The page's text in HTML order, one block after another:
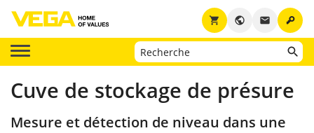
key
email
public
shopping_cart
Cuve de stockage de présure
Mesure et détection de niveau dans une